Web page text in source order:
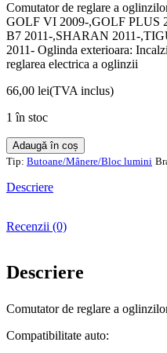
Comutator de reglare a
GOLF VI 2009-,GOLF PLUS
B7 2011-,SHARAN 2011-
2011- Oglinda exterioara:
reglarea electrica a oglinzii
66,00 lei(TVA inclus)
1 în stoc
Cantitate
Comutator
de
reglare
VW
Adaugă în coș
Tip: Butoane/Mânere/Bloc lumini
Descriere
Recenzii (0)
Descriere
Comutator de reglare a
Compatibilitate auto: